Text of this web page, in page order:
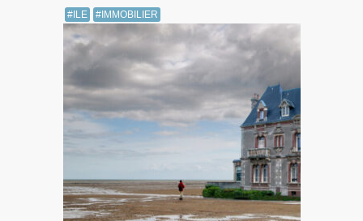
#ILE #IMMOBILIER